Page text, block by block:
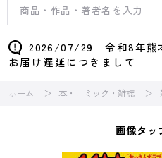
2026/07/29 令和8年熊
お届け遅延につきまして
ホーム 本・コミック・雑誌
画像タッ